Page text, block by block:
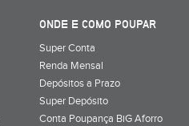
ONDE E COMO POUPAR
Super Conta
Renda Mensal
Depósitos a Prazo
Super Depósito
Conta Poupança BiG Aforro